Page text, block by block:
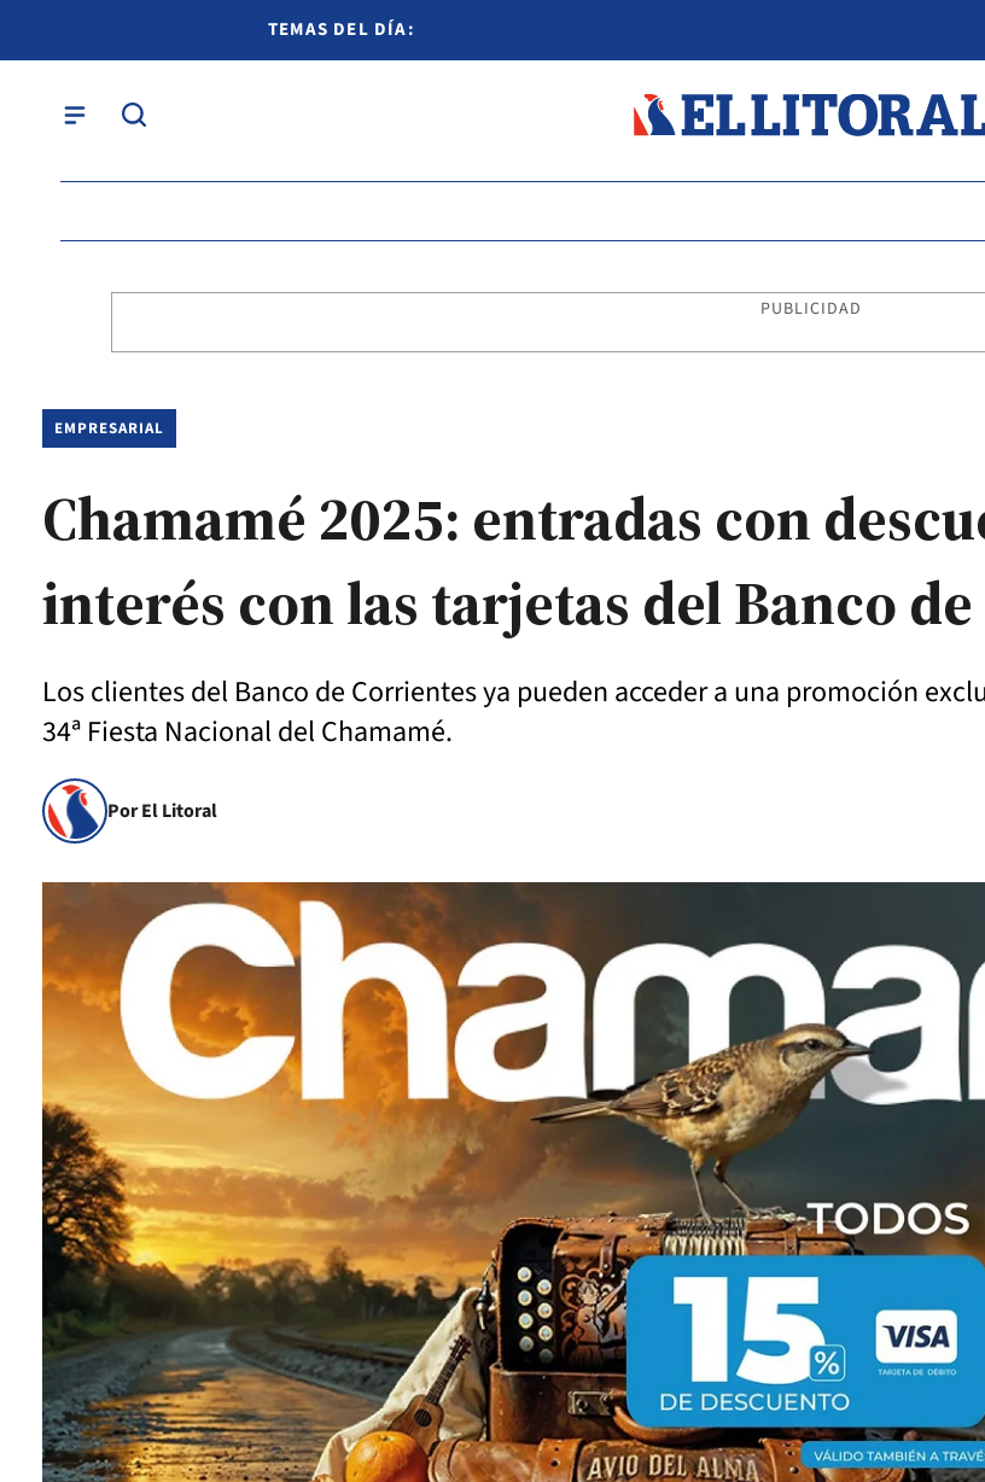
TEMAS DEL DÍA:
PUBLICIDAD
EMPRESARIAL
Chamamé 2025: entradas con
interés con las tarjetas del Banco
Los clientes del Banco de Corrientes ya pueden acceder a una promoción
34ª Fiesta Nacional del Chamamé.
Por El Litoral